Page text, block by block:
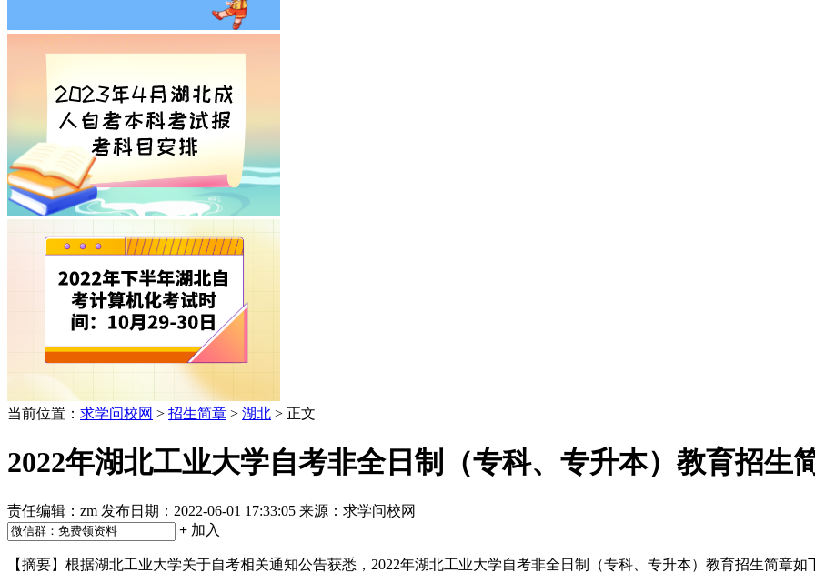
当前位置： 求学问校网 > 招生简章 > 湖北 > 正文
2022年湖北工业大学自考非全日制（专科、专升本）教育招生
责任编辑：zm 发布日期：2022-06-01 17:33:05 来源：求学问校网
+ 加入
【摘要】根据湖北工业大学关于自考相关通知公告获悉，2022年湖北工业大学自考非全日制（专科、专升本）教育招生简章如